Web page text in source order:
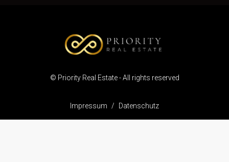
© Priority Real Estate - All rights reserved
Impressum / Datenschutz